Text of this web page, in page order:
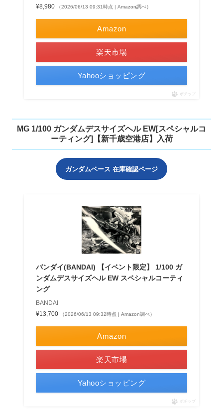
¥8,980
（2026/06/13 09:31時点 | Amazon調べ）
Amazon
楽天市場
Yahooショッピング
ポチップ
MG 1/100 ガンダムデスサイズヘル EW[スペシャルコ
ーティング]【新千歳空港店】入荷
ガンダムベース 在庫確認ページ
バンダイ(BANDAI) 【イベント限定】 1/100 ガ
ンダムデスサイズヘル EW スペシャルコーティ
ング
BANDAI
¥13,700
（2026/06/13 09:32時点 | Amazon調べ）
Amazon
楽天市場
Yahooショッピング
ポチップ